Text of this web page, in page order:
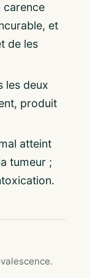
carence
et
de les
les deux
produit
atteint
tumeur ;